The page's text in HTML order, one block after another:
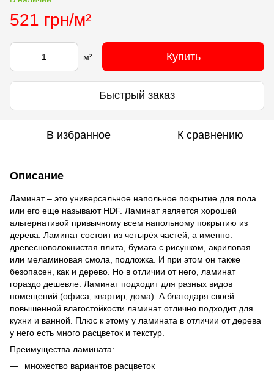
521 грн/м²
м² Купить
Быстрый заказ
В избранное К сравнению
Описание
Ламинат – это универсальное напольное покрытие для пола
или его еще называют HDF. Ламинат является хорошей
альтернативой привычному всем напольному покрытию из
дерева. Ламинат состоит из четырёх частей, а именно:
древесноволокнистая плита, бумага с рисунком, акриловая
или меламиновая смола, подложка. И при этом он также
безопасен, как и дерево. Но в отличии от него, ламинат
гораздо дешевле. Ламинат подходит для разных видов
помещений (офиса, квартир, дома). А благодаря своей
повышенной влагостойкости ламинат отлично подходит для
кухни и ванной. Плюс к этому у ламината в отличии от дерева
у него есть много расцветок и текстур.
Преимущества ламината:
множество вариантов расцветок